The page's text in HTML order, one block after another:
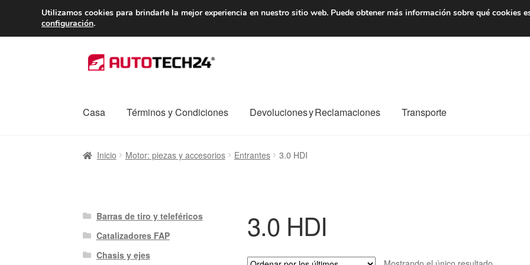
ENTREGA desde 7 EUR De lunes a viernes
Ir
a
Ir
al
Casa Términos y Condiciones Devoluciones y Reclamaciones Transporte
InicioCaja registradora Carro Contacto Envío al mundo entero
Inicio Motor: piezas y accesorios Entrantes 3.0 HDI
3.0 HDI
Barras de tiro y teleféricos
Catalizadores FAP
Chasis y ejes
Utilizamos cookies para brindarle la mejor experiencia en nuestro sitio web. Puede obtener más información sobre qué cookies
configuración.